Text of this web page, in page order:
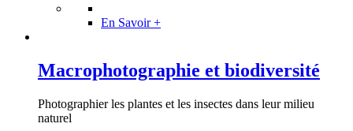
En Savoir +
Macrophotographie et biodiversité
Photographier les plantes et les insectes dans leur milieu
naturel